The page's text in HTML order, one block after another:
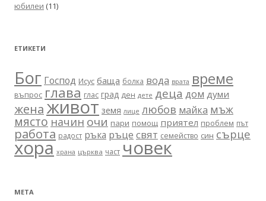
юбилеи (11)
ЕТИКЕТИ
Бог Господ Исус баща болка вода врата време
въпрос глава глас град ден дете деца дом думи
женаживот земя лице любов майка мъж
място начин очи пари помощ приятел проблем път
работа радост ръка ръце свят семейство син сърце
хора храна църква част човек
МЕТА